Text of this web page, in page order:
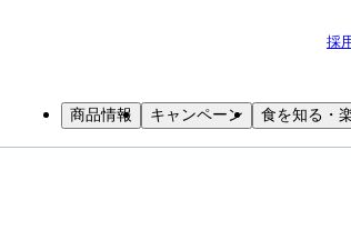
商品情報 キャンペーン 食を知る・
採